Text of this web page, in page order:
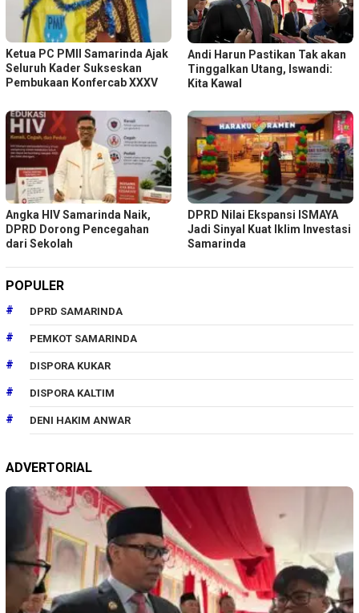
Ketua PC PMII Samarinda Ajak
Seluruh Kader Sukseskan
Pembukaan Konfercab XXXV
Andi Harun Pastikan Tak akan
Tinggalkan Utang, Iswandi:
Kita Kawal
Angka HIV Samarinda Naik,
DPRD Dorong Pencegahan
dari Sekolah
DPRD Nilai Ekspansi ISMAYA
Jadi Sinyal Kuat Iklim Investasi
Samarinda
POPULER
DPRD SAMARINDA
PEMKOT SAMARINDA
DISPORA KUKAR
DISPORA KALTIM
DENI HAKIM ANWAR
ADVERTORIAL